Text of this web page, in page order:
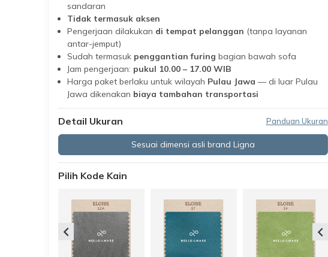
sandaran
Tidak termasuk aksen
Pengerjaan dilakukan di tempat pelanggan (tanpa layanan
antar-jemput)
Sudah termasuk penggantian furing bagian bawah sofa
Jam pengerjaan: pukul 10.00 – 17.00 WIB
Harga paket berlaku untuk wilayah Pulau Jawa — di luar Pulau
Jawa dikenakan biaya tambahan transportasi
Detail Ukuran Panduan Ukuran
Sesuai dimensi asli brand Ligna
Pilih Kode Kain